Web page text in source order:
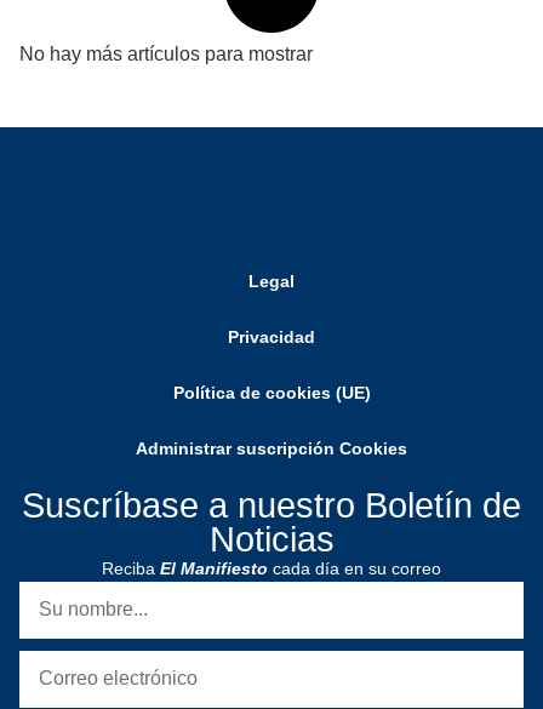
No hay más artículos para mostrar
Legal
Privacidad
Política de cookies (UE)
Administrar suscripción Cookies
Suscríbase a nuestro Boletín de
Noticias
Reciba El Manifiesto cada día en su correo